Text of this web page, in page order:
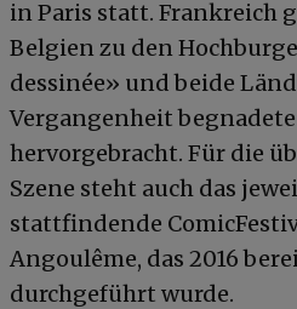
in Paris statt. Frankreich
Belgien zu den
dessinée» und beide
Vergangenheit
hervorgebracht. Für die
Szene steht auch das
stattfindende
Angoulême, das 2016
durchgeführt wurde.